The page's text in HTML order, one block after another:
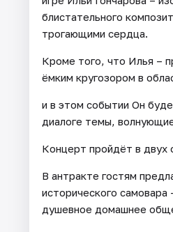
блистательного
трогающими сердца.
Кроме того, что Илья –
ёмким кругозором в
и в этом событии Он
диалоге темы,
Концерт пройдёт в двух
В антракте гостям
исторического
душевное домашнее